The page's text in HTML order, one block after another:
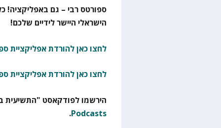
ספורטס רבי – גם באפליקציה!
הישראלי היישר לידיים שלכם!
לחצו כאן להורדת אפליקציית
לחצו כאן להורדת אפליקציית
הירשמו לפודקאסט "התשיעית
Podcasts
.